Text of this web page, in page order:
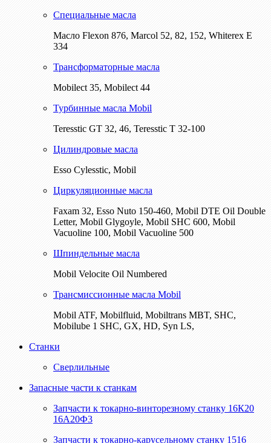
Специальные масла
Масло Flexon 876, Marcol 52, 82, 152, Whiterex E
334
Трансформаторные масла
Mobilect 35, Mobilect 44
Турбинные масла Mobil
Teresstic GT 32, 46, Teresstic T 32-100
Цилиндровые масла
Esso Cylesstic, Mobil
Циркуляционные масла
Faxam 32, Esso Nuto 150-460, Mobil DTE Oil Double
Letter, Mobil Glygoyle, Mobil SHC 600, Mobil
Vacuoline 100, Mobil Vacuoline 500
Шпиндельные масла
Mobil Velocite Oil Numbered
Трансмиссионные масла Mobil
Mobil ATF, Mobilfluid, Mobiltrans MBT, SHC,
Mobilube 1 SHC, GX, HD, Syn LS,
Станки
Сверлильные
Запасные части к станкам
Запчасти к токарно-винторезному станку 16К20
16А20Ф3
Запчасти к токарно-карусельному станку 1516